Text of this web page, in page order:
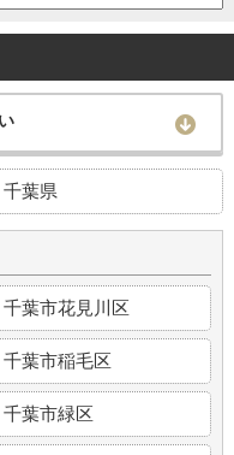
千葉県
千葉市花見川区
千葉市稲毛区
千葉市緑区